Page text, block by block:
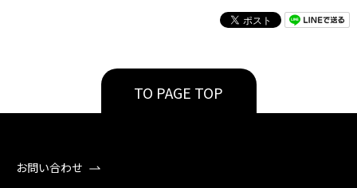
TO PAGE TOP
お問い合わせ